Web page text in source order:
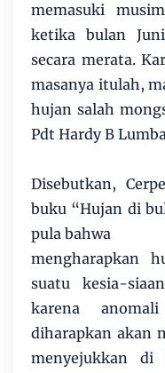
memasuki
ketika bulan
secara merata.
masanya itulah,
hujan salah
Pdt Hardy B
Disebutkan,
buku “Hujan di
pula bahwa
mengharapkan
suatu kesia-
karena
diharapkan akan
menyejukkan